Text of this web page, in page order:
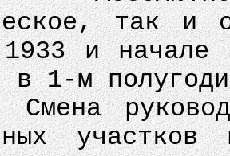
так и
и начале
в 1-м